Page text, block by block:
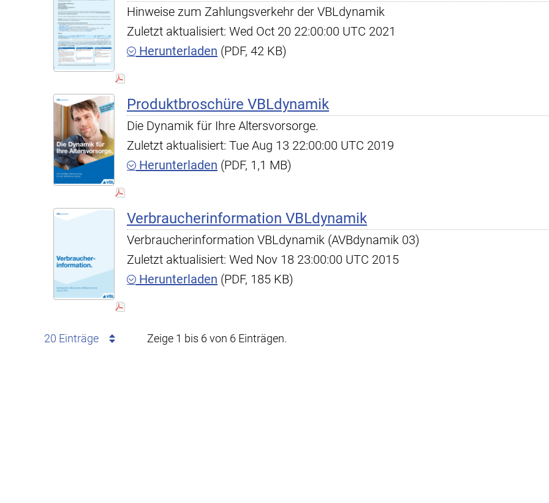
Hinweise zum Zahlungsverkehr der VBLdynamik
Zuletzt aktualisiert: Wed Oct 20 22:00:00 UTC 2021
Herunterladen (PDF, 42 KB)
Produktbroschüre VBLdynamik
Die Dynamik für Ihre Altersvorsorge.
Zuletzt aktualisiert: Tue Aug 13 22:00:00 UTC 2019
Herunterladen (PDF, 1,1 MB)
Verbraucherinformation VBLdynamik
Verbraucherinformation VBLdynamik (AVBdynamik 03)
Zuletzt aktualisiert: Wed Nov 18 23:00:00 UTC 2015
Herunterladen (PDF, 185 KB)
20 Einträge Zeige 1 bis 6 von 6 Einträgen.